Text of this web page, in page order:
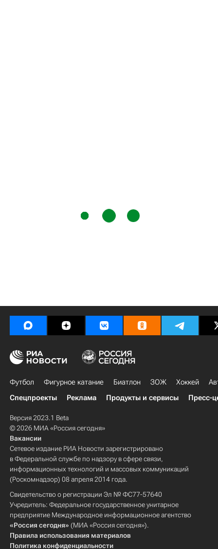
Футбол Фигурное катание Биатлон ЗОЖ Хоккей
Спецпроекты
Реклама Продукты и сервисы Пресс-
Версия 2023.1 Beta
© 2026 МИА «Россия сегодня»
Вакансии
Сетевое издание РИА Новости зарегистрировано
в Федеральной службе по надзору в сфере связи,
информационных технологий и массовых коммуникаций
(Роскомнадзор) 08 апреля 2014 года.
Свидетельство о регистрации Эл № ФС77-57640
Учредитель: Федеральное государственное унитарное
предприятие Международное информационное агентство
«Россия сегодня» (МИА «Россия сегодня»).
Правила использования материалов
Политика конфиденциальности